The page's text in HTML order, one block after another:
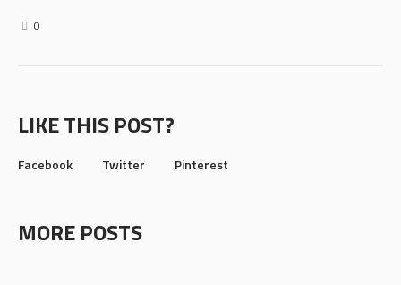
0
LIKE THIS POST?
Facebook Twitter Pinterest
MORE POSTS